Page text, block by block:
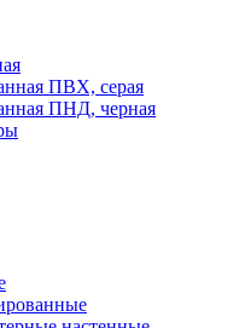
ПВХ, серая
ПНД, черная